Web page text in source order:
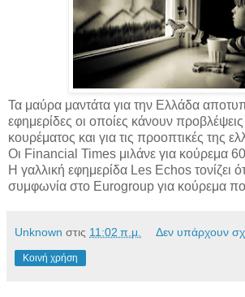
Τα μαύρα μαντάτα για την Ελλάδα
εφημερίδες οι οποίες κάνουν
κουρέματος και για τις προοπτικές της
Οι Financial Times μιλάνε για κούρεμα
Η γαλλική εφημερίδα Les Echos τονίζει
συμφωνία στο Eurogroup για κούρεμα
Unknown στις 11:02 π.μ. Δεν υπάρχουν
Κοινή χρήση